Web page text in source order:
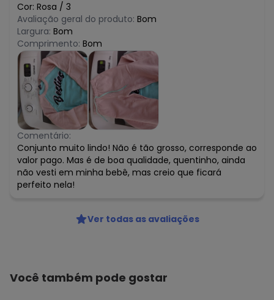
Cor: Rosa / 3
Avaliação geral do produto: Bom
Largura: Bom
Comprimento: Bom
Comentário:
Conjunto muito lindo! Não é tão grosso, corresponde ao
valor pago. Mas é de boa qualidade, quentinho, ainda
não vesti em minha bebê, mas creio que ficará
perfeito nela!
Ver todas as avaliações
Você também pode gostar